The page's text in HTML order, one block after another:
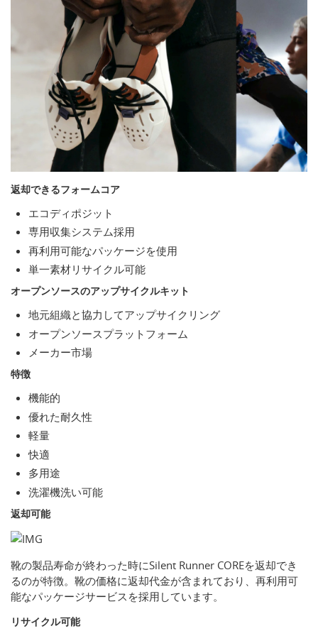
返却できるフォームコア
エコディポジット
専用収集システム採用
再利用可能なパッケージを使用
単一素材リサイクル可能
オープンソースのアップサイクルキット
地元組織と協力してアップサイクリング
オープンソースプラットフォーム
メーカー市場
特徴
機能的
優れた耐久性
軽量
快適
多用途
洗濯機洗い可能
返却可能
靴の製品寿命が終わった時にSilent Runner COREを返却でき
るのが特徴。靴の価格に返却代金が含まれており、再利用可
能なパッケージサービスを採用しています。
リサイクル可能